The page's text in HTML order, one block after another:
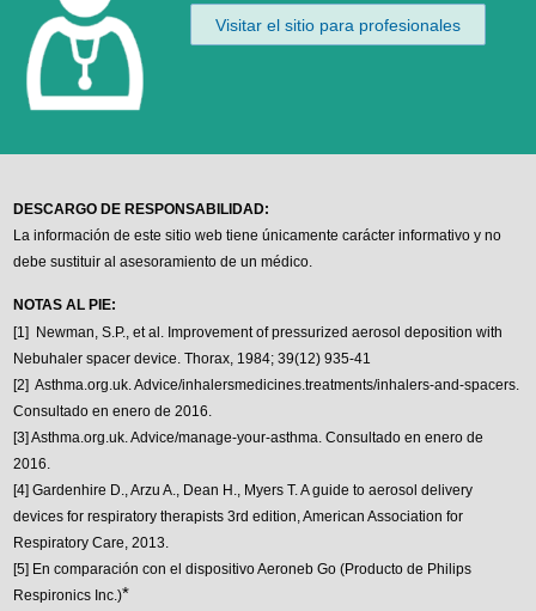
Visitar el sitio para profesionales
DESCARGO DE RESPONSABILIDAD:
La información de este sitio web tiene únicamente carácter informativo y no
debe sustituir al asesoramiento de un médico.
NOTAS AL PIE:
[1]
Newman, S.P., et al. Improvement of pressurized aerosol deposition with
Nebuhaler spacer device. Thorax, 1984; 39(12) 935-41
[2] Asthma.org.uk. Advice/inhalersmedicines.treatments/inhalers-and-spacers.
Consultado en enero de 2016.
[3] Asthma.org.uk. Advice/manage-your-asthma. Consultado en enero de
2016.
[4] Gardenhire D., Arzu A., Dean H., Myers T. A guide to aerosol delivery
devices for respiratory therapists 3rd edition, American Association for
Respiratory Care, 2013.
[5] En comparación con el dispositivo Aeroneb Go (Producto de Philips
Respironics Inc.)*